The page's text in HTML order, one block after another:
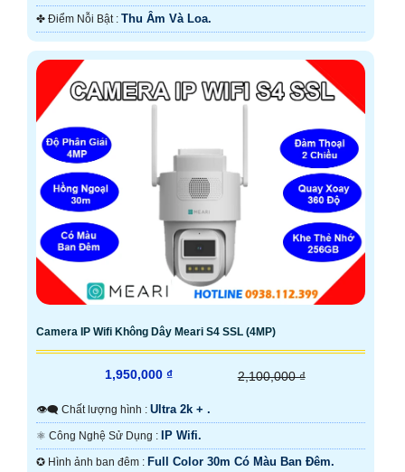
️✤ Điểm Nỗi Bật : Thu Âm Và Loa.
Camera IP Wifi Không Dây Meari S4 SSL (4MP)
1,950,000 ₫ 2,100,000 ₫
👁️‍🗨 Chất lượng hình : Ultra 2k + .
⚛️ Công Nghệ Sử Dụng : IP Wifi.
✪ Hình ảnh ban đêm : Full Color 30m Có Màu Ban Ðêm.